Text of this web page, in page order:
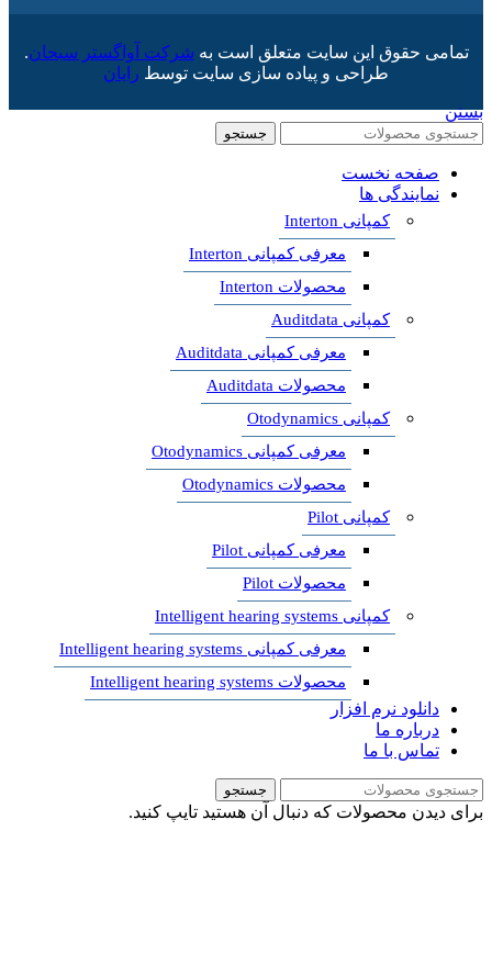
تمامی حقوق این سایت متعلق است به شرکت آواگستر سبحان.
طراحی و پیاده سازی سایت توسط رایان
بستن
جستجو
صفحه نخست
نمایندگی ها
کمپانی Interton
معرفی کمپانی Interton
محصولات Interton
کمپانی Auditdata
معرفی کمپانی Auditdata
محصولات Auditdata
کمپانی Otodynamics
معرفی کمپانی Otodynamics
محصولات Otodynamics
کمپانی Pilot
معرفی کمپانی Pilot
محصولات Pilot
کمپانی Intelligent hearing systems
معرفی کمپانی Intelligent hearing systems
محصولات Intelligent hearing systems
دانلود نرم افزار
درباره ما
تماس با ما
جستجو
برای دیدن محصولات که دنبال آن هستید تایپ کنید.